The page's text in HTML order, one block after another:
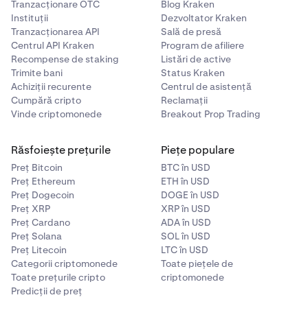
Pentru orice întrebări sau probleme legate de cererea
dumneavoastră MtGox, va trebui să contactați biroul de
asistență al administratorului MtGox.
03-4588-3921
Zile de funcționare: Luni până vineri (cu excepția
sărbătorilor naționale japoneze)Ore de funcționare:
10:00 - 17:00 JST (ora Japoniei)
Adresă:
MTGOX Co., Ltd. Office of Bankruptcy TrusteeSuite 202,
ku, Tokyo, Japan
Biroul de asistență al administratorului
MtGox este separat și independent de asistența
Kraken.
Tranzacționare OTC
Instituții
Tranzacționarea API
Centrul API Kraken
Recompense de staking
Trimite bani
Achiziții recurente
Cumpără cripto
Vinde criptomonede
Blog Kraken
Dezvoltator Kraken
Sală de presă
Program de afiliere
Listări de active
Status Kraken
Centrul de asistență
Reclamații
Breakout Prop Trading
Răsfoiește prețurile
Preț Bitcoin
Preț Ethereum
Preț Dogecoin
Preț XRP
Preț Cardano
Preț Solana
Preț Litecoin
Categorii criptomonede
Toate prețurile cripto
Predicții de preț
Piețe populare
BTC în USD
ETH în USD
DOGE în USD
XRP în USD
ADA în USD
SOL în USD
LTC în USD
Toate piețele de
criptomonede